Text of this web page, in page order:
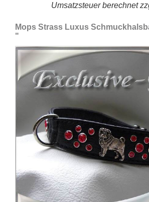
Umsatzsteuer berechnet
Mops Strass Luxus
"